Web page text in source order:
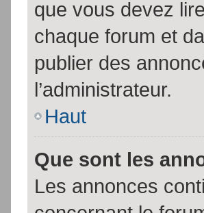
que vous devez
chaque forum et
publier des
l’administrateur.
Haut
Que sont les
Les annonces